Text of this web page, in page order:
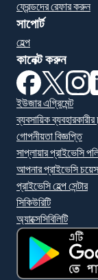
ফ্রেন্ডদের রেফার করুন
সাপোর্ট
হেল্প
কানেক্ট করুন
(নতুন উইন্ডোতে
(নতুন
ইউজার এগ্রিমেন্ট
ব্যবসায়িক
গোপনীয়তা বিজ্ঞপ্তি
সাপ্লায়ার প্রাইভেসি
আপনার প্রাইভেসি চয়েস
প্রাইভেসি হেল্প সেন্টার
সিকিউরিটি
অ্যাক্সেসিবিলিটি